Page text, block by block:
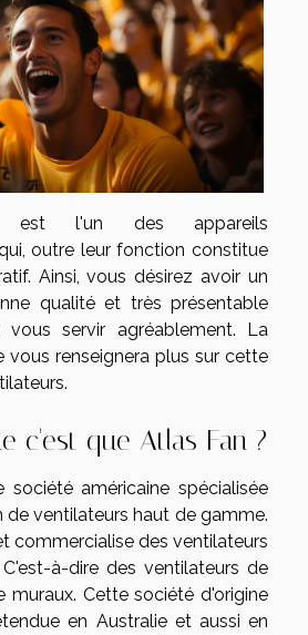
est l'un des appareils
outre leur fonction constitue
Ainsi, vous désirez avoir un
qualité et très présentable
servir agréablement. La
vous renseignera plus sur cette
c'est que Atlas Fan ?
américaine spécialisée
de ventilateurs haut de gamme.
commercialise des ventilateurs
à-dire des ventilateurs de
muraux. Cette société d'origine
en Australie et aussi en